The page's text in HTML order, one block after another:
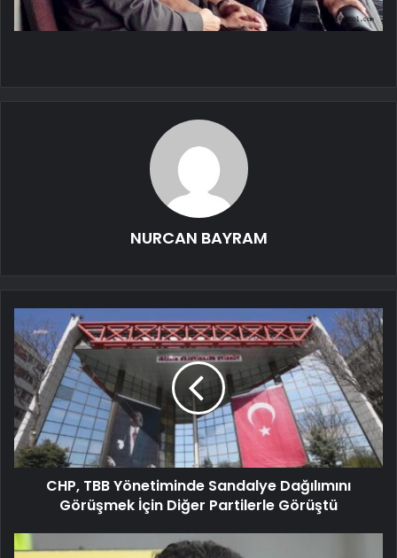
NURCAN BAYRAM
CHP, TBB Yönetiminde Sandalye Dağılımını
Görüşmek İçin Diğer Partilerle Görüştü